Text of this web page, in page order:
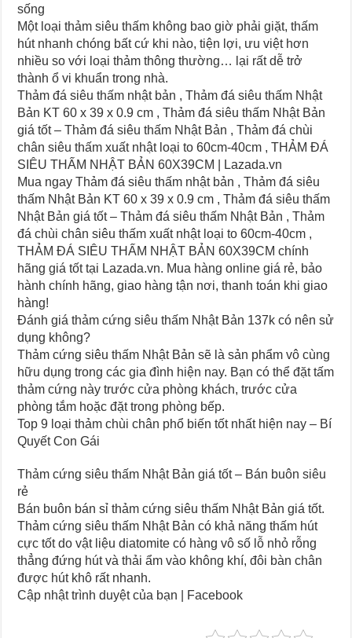
sống
Một loại thảm siêu thấm không bao giờ phải giặt, thấm
hút nhanh chóng bất cứ khi nào, tiện lợi, ưu việt hơn
nhiều so với loại thảm thông thường… lại rất dễ trở
thành ổ vi khuẩn trong nhà.
Thảm đá siêu thấm nhật bản , Thảm đá siêu thấm Nhật
Bản KT 60 x 39 x 0.9 cm , Thảm đá siêu thấm Nhật Bản
giá tốt – Thảm đá siêu thấm Nhật Bản , Thảm đá chùi
chân siêu thấm xuất nhật loại to 60cm-40cm , THẢM ĐÁ
SIÊU THẤM NHẬT BẢN 60X39CM | Lazada.vn
Mua ngay Thảm đá siêu thấm nhật bản , Thảm đá siêu
thấm Nhật Bản KT 60 x 39 x 0.9 cm , Thảm đá siêu thấm
Nhật Bản giá tốt – Thảm đá siêu thấm Nhật Bản , Thảm
đá chùi chân siêu thấm xuất nhật loại to 60cm-40cm ,
THẢM ĐÁ SIÊU THẤM NHẬT BẢN 60X39CM chính
hãng giá tốt tại Lazada.vn. Mua hàng online giá rẻ, bảo
hành chính hãng, giao hàng tận nơi, thanh toán khi giao
hàng!
Đánh giá thảm cứng siêu thấm Nhật Bản 137k có nên sử
dụng không?
Thảm cứng siêu thấm Nhật Bản sẽ là sản phẩm vô cùng
hữu dụng trong các gia đình hiện nay. Bạn có thể đặt tấm
thảm cứng này trước cửa phòng khách, trước cửa
phòng tắm hoặc đặt trong phòng bếp.
Top 9 loại thảm chùi chân phổ biến tốt nhất hiện nay – Bí
Quyết Con Gái
Thảm cứng siêu thấm Nhật Bản giá tốt – Bán buôn siêu
rẻ
Bán buôn bán sỉ thảm cứng siêu thấm Nhật Bản giá tốt.
Thảm cứng siêu thấm Nhật Bản có khả năng thấm hút
cực tốt do vật liệu diatomite có hàng vô số lỗ nhỏ rỗng
thẳng đứng hút và thải ẩm vào không khí, đôi bàn chân
được hút khô rất nhanh.
Cập nhật trình duyệt của bạn | Facebook